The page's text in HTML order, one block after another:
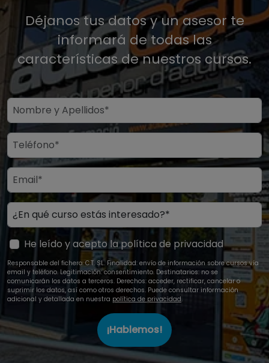
Déjanos tus datos y un asesor te
informará de todas las
características de nuestros cursos.
He leído y acepto la política de privacidad
Responsable del fichero: C.T. SL. Finalidad: envío de información sobre cursos vía
email y teléfono. Legitimación: consentimiento. Destinatarios: no se
comunicarán los datos a terceros. Derechos: acceder, rectificar, cancelar o
suprimir los datos, así como otros derechos. Puede consultar información
adicional y detallada en nuestra política de privacidad.